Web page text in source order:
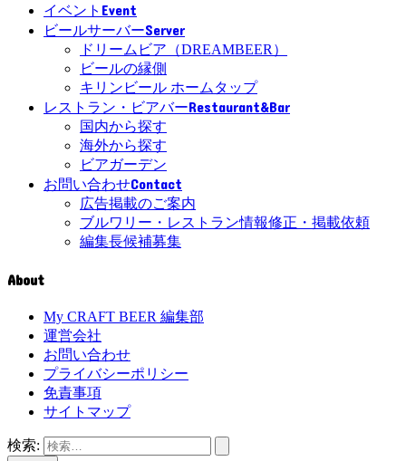
イベント Event
ビールサーバーServer
ドリームビア（DREAMBEER）
ビールの縁側
キリンビール ホームタップ
レストラン・ビアバーRestaurant&Bar
国内から探す
海外から探す
ビアガーデン
お問い合わせContact
広告掲載のご案内
ブルワリー・レストラン情報修正・掲載依頼
編集長候補募集
About
My CRAFT BEER 編集部
運営会社
お問い合わせ
プライバシーポリシー
免責事項
サイトマップ
検索: